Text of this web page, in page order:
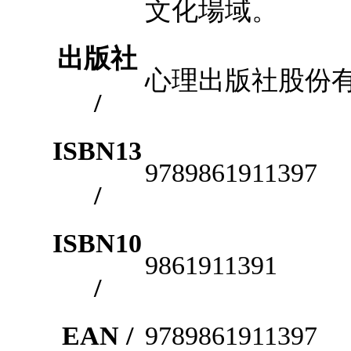
文化場域。
出版社
/
心理出版社股份
ISBN13
/
9789861911397
ISBN10
/
9861911391
EAN / 9789861911397